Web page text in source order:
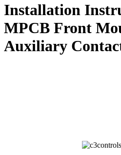
Installation
MPCB Front
Auxiliary